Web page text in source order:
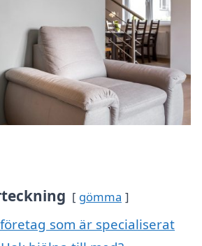
gömma
som är specialiserat